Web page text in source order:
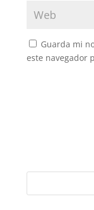
Guarda mi
este navegador